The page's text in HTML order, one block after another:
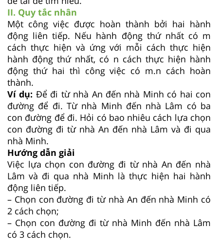
II. Quy tắc nhân
Một công việc được hoàn thành bởi hai hành
động liên tiếp. Nếu hành động thứ nhất có m
cách thực hiện và ứng với mỗi cách thực hiện
hành động thứ nhất, có n cách thực hiện hành
động thứ hai thì công việc có m.n cách hoàn
thành.
Ví dụ: Để đi từ nhà An đến nhà Minh có hai con
đường để đi. Từ nhà Minh đến nhà Lâm có ba
con đường để đi. Hỏi có bao nhiêu cách lựa chọn
con đường đi từ nhà An đến nhà Lâm và đi qua
nhà Minh.
Hướng dẫn giải
Việc lựa chọn con đường đi từ nhà An đến nhà
Lâm và đi qua nhà Minh là thực hiện hai hành
động liên tiếp.
– Chọn con đường đi từ nhà An đến nhà Minh có
2 cách chọn;
– Chọn con đường đi từ nhà Minh đến nhà Lâm
có 3 cách chọn.